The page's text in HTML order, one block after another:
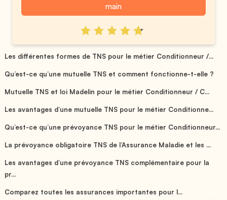
main
Les différentes formes de TNS pour le métier Conditionneur /...
Qu’est-ce qu’une mutuelle TNS et comment fonctionne-t-elle ?
Mutuelle TNS et loi Madelin pour le métier Conditionneur / C...
Les avantages d’une mutuelle TNS pour le métier Conditionne...
Qu’est-ce qu’une prévoyance TNS pour le métier Conditionneur...
La prévoyance obligatoire TNS de l’Assurance Maladie et les ...
Les avantages d’une prévoyance TNS complémentaire pour la
pr...
Comparez toutes les assurances importantes pour l...